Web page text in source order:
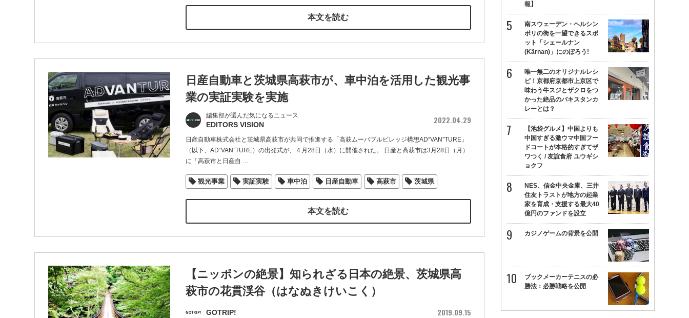
本文を読む
日産自動車と茨城県高萩市が、車中泊を活用した観光事
業の実証実験を実施
編集部が選んだ気になるニュース
EDITORS VISION 2022.04.29
日産自動車株式会社と茨城県高萩市が共同で推進する「高萩ムーバブルビレッジ構想AD“VAN”TURE」
（以下、AD“VAN”TURE）の出発式が、４月28日（水）に開催された。 日産と高萩市は3月28日（月）
に「高萩市と日産自 …
観光事業 実証実験 車中泊 日産自動車 高萩市 茨城県
本文を読む
【ニッポンの絶景】知られざる日本の絶景、茨城県高
萩市の花貫渓谷（はなぬきけいこく）
GOTRIP! 2019.09.15
報】
南スウェーデン・ヘルシン
ボリの街を一望できるスポ
ット「シェールナン
(Kärnan)」にのぼろう!
唯一無二のオリジナルレシ
ピ！京都府京都市上京区で
味わう牛スジとザクロをつ
かった絶品のパキスタンカ
レーとは？
【池袋グルメ】中国よりも
中国すぎる激ウマ中国フー
ドコートが本格的すぎてザ
ワつく / 友誼食府 ユウギシ
ョクフ
NES、信金中央金庫、三井
住友トラストが地方の起業
家を育成・支援する最大40
億円のファンドを設立
カジノゲームの背景を公開
ブックメーカーテニスの必
勝法：必勝戦略を公開